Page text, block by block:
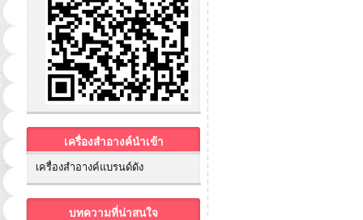
เครื่องสำอางค์นำเข้า
เครื่องสำอางค์แบรนด์ดัง
บทความที่น่าสนใจ